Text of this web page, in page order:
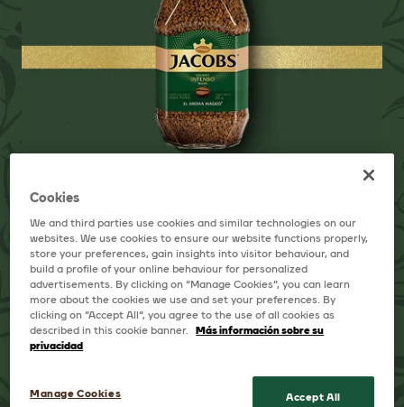
DESTACADO
UN CAFÉ CLÁSICO
Despierta tus sentidos con Jacobs®
Cookies
We and third parties use cookies and similar technologies on our
websites. We use cookies to ensure our website functions properly,
store your preferences, gain insights into visitor behaviour, and
build a profile of your online behaviour for personalized
advertisements. By clicking on “Manage Cookies”, you can learn
more about the cookies we use and set your preferences. By
clicking on “Accept All”, you agree to the use of all cookies as
described in this cookie banner. Más información sobre su
privacidad
Manage Cookies Accept All